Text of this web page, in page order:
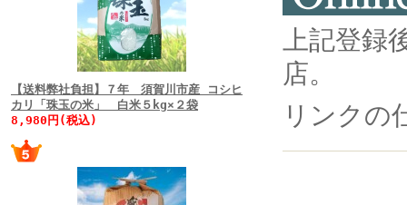
【送料弊社負担】７年 須賀川市産 コシヒ
カリ「珠玉の米」 白米５kg×２袋
8,980円(税込)
上記登録
店。
リンクの